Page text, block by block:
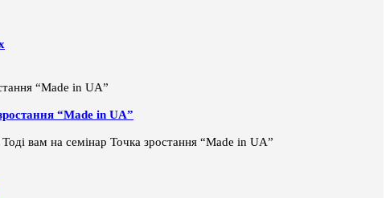
“Made in UA”
вам на семінар Точка зростання “Made in UA”